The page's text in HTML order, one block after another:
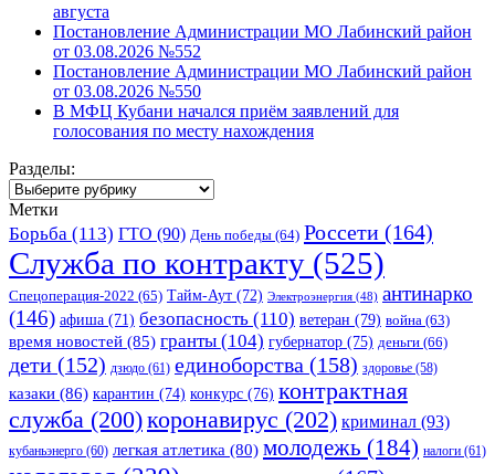
августа
Постановление Администрации МО Лабинский район
от 03.08.2026 №552
Постановление Администрации МО Лабинский район
от 03.08.2026 №550
В МФЦ Кубани начался приём заявлений для
голосования по месту нахождения
Разделы:
Разделы:
Метки
Борьба (113) ГТО (90) День победы (64) Россети (164)
Служба по контракту (525)
Спецоперация-2022 (65) Тайм-Аут (72) Электроэнергия (48) антинарко
(146) афиша (71) безопасность (110) ветеран (79) война (63)
время новостей (85) гранты (104) губернатор (75) деньги (66)
дети (152) дзюдо (61) единоборства (158) здоровье (58)
казаки (86) карантин (74) конкурс (76) контрактная
служба (200)коронавирус (202) криминал (93)
кубаньэнерго (60) легкая атлетика (80) молодежь (184) налоги (61)